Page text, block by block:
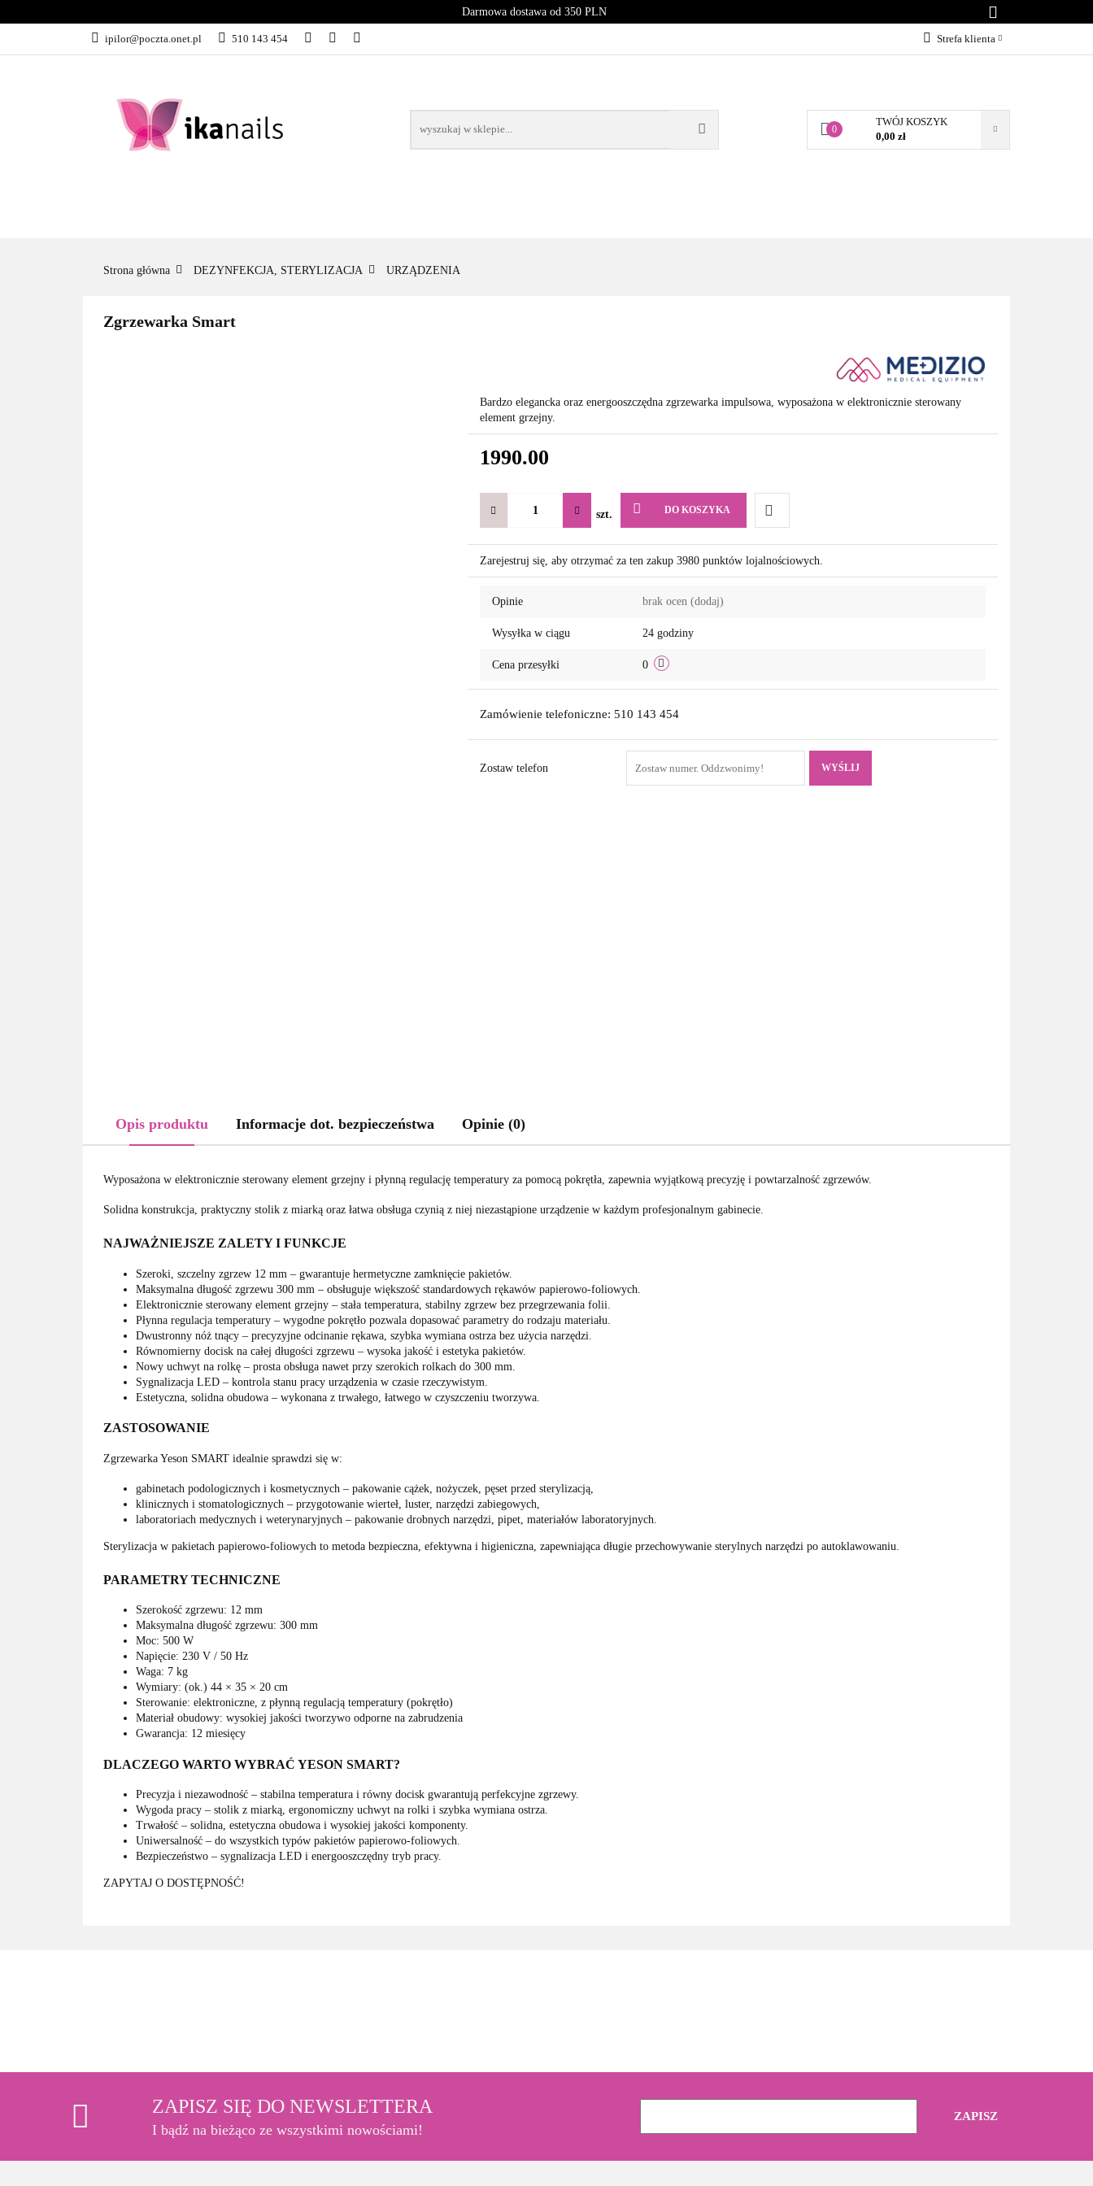
Darmowa dostawa od 350 PLN
ipilor@poczta.onet.pl 510 143 454 Strefa klienta
Dodaj zgłoszenie
Zgody cookies
0
TWÓJ KOSZYK
0,00 zł
KATEGORIE
Strona główna DEZYNFEKCJA, STERYLIZACJA URZĄDZENIA
Zgrzewarka Smart
Bardzo elegancka oraz energooszczędna zgrzewarka impulsowa, wyposażona w elektronicznie sterowany
element grzejny.
1990.00
szt. DO KOSZYKA
Do
przechowalni
Zarejestruj się, aby otrzymać za ten zakup 3980 punktów lojalnościowych.
Opinie brak ocen (dodaj)
Wysyłka w ciągu 24 godziny
Cena przesyłki 0
Zamówienie telefoniczne: 510 143 454
Zostaw telefon WYŚLIJ
Opis produktu Informacje dot. bezpieczeństwa Opinie (0)
Wyposażona w elektronicznie sterowany element grzejny i płynną regulację temperatury za pomocą pokrętła, zapewnia wyjątkową precyzję i powtarzalność zgrzewów.
Solidna konstrukcja, praktyczny stolik z miarką oraz łatwa obsługa czynią z niej niezastąpione urządzenie w każdym profesjonalnym gabinecie.
NAJWAŻNIEJSZE ZALETY I FUNKCJE
Szeroki, szczelny zgrzew 12 mm – gwarantuje hermetyczne zamknięcie pakietów.
Maksymalna długość zgrzewu 300 mm – obsługuje większość standardowych rękawów papierowo-foliowych.
Elektronicznie sterowany element grzejny – stała temperatura, stabilny zgrzew bez przegrzewania folii.
Płynna regulacja temperatury – wygodne pokrętło pozwala dopasować parametry do rodzaju materiału.
Dwustronny nóż tnący – precyzyjne odcinanie rękawa, szybka wymiana ostrza bez użycia narzędzi.
Równomierny docisk na całej długości zgrzewu – wysoka jakość i estetyka pakietów.
Nowy uchwyt na rolkę – prosta obsługa nawet przy szerokich rolkach do 300 mm.
Sygnalizacja LED – kontrola stanu pracy urządzenia w czasie rzeczywistym.
Estetyczna, solidna obudowa – wykonana z trwałego, łatwego w czyszczeniu tworzywa.
ZASTOSOWANIE
Zgrzewarka Yeson SMART idealnie sprawdzi się w:
gabinetach podologicznych i kosmetycznych – pakowanie cążek, nożyczek, pęset przed sterylizacją,
klinicznych i stomatologicznych – przygotowanie wierteł, luster, narzędzi zabiegowych,
laboratoriach medycznych i weterynaryjnych – pakowanie drobnych narzędzi, pipet, materiałów laboratoryjnych.
Sterylizacja w pakietach papierowo-foliowych to metoda bezpieczna, efektywna i higieniczna, zapewniająca długie przechowywanie sterylnych narzędzi po autoklawowaniu.
PARAMETRY TECHNICZNE
Szerokość zgrzewu: 12 mm
Maksymalna długość zgrzewu: 300 mm
Moc: 500 W
Napięcie: 230 V / 50 Hz
Waga: 7 kg
Wymiary: (ok.) 44 × 35 × 20 cm
Sterowanie: elektroniczne, z płynną regulacją temperatury (pokrętło)
Materiał obudowy: wysokiej jakości tworzywo odporne na zabrudzenia
Gwarancja: 12 miesięcy
DLACZEGO WARTO WYBRAĆ YESON SMART?
Precyzja i niezawodność – stabilna temperatura i równy docisk gwarantują perfekcyjne zgrzewy.
Wygoda pracy – stolik z miarką, ergonomiczny uchwyt na rolki i szybka wymiana ostrza.
Trwałość – solidna, estetyczna obudowa i wysokiej jakości komponenty.
Uniwersalność – do wszystkich typów pakietów papierowo-foliowych.
Bezpieczeństwo – sygnalizacja LED i energooszczędny tryb pracy.
ZAPYTAJ O DOSTĘPNOŚĆ!
ZAPISZ SIĘ DO NEWSLETTERA
I bądź na bieżąco ze wszystkimi nowościami!